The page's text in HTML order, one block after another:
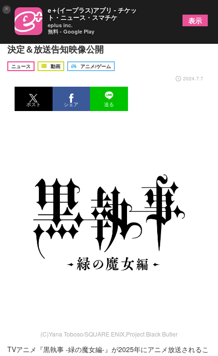
TVアニメ『黒執事 -緑の魔女編-』2025年放送開始
決定＆放送告知映像公開
ニュース 動画
アニメ/ゲーム
2024.7.7
ポスト シェア 送る
(C)Yana Toboso/SQUARE ENIX,Project Black Butler
TVアニメ『黒執事 -緑の魔女編-』が2025年にアニメ放送されるこ
× e＋(イープラス)アプリ - チケッ
ト・ニュース・スマチケ
eplus inc.
無料 - Google Play
表示